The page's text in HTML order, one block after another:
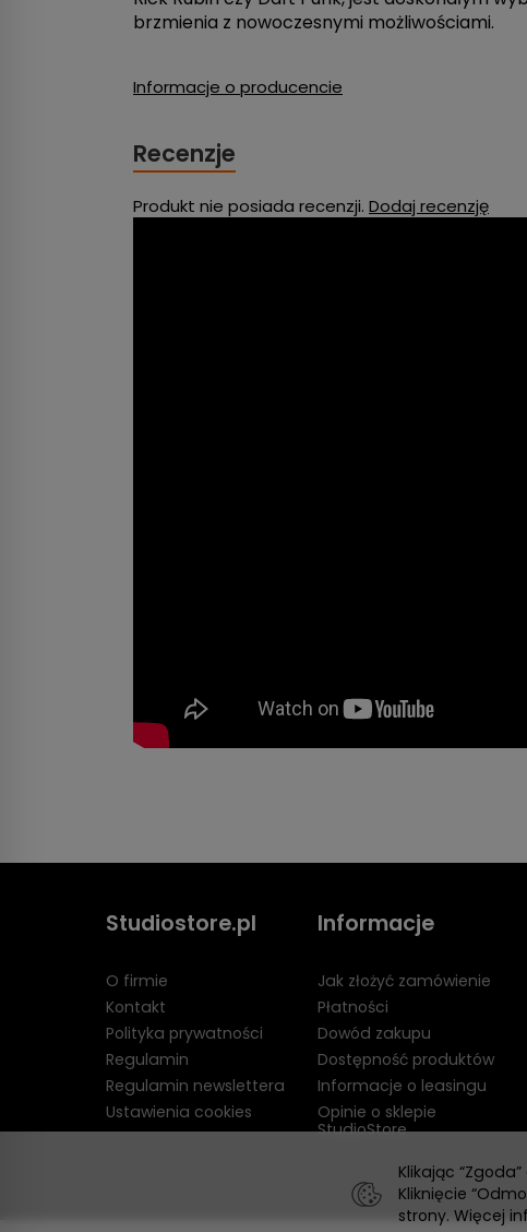
brzmienia z nowoczesnymi możliwościami.
Informacje o producencie
Recenzje
Produkt nie posiada recenzji. Dodaj recenzję
Studiostore.pl
O firmie
Kontakt
Polityka prywatności
Regulamin
Regulamin newslettera
Ustawienia cookies
Informacje
Jak złożyć zamówienie
Płatności
Dowód zakupu
Dostępność produktów
Informacje o leasingu
Opinie o sklepie
StudioStore
Klikając
Kliknięcie
strony. Więcej